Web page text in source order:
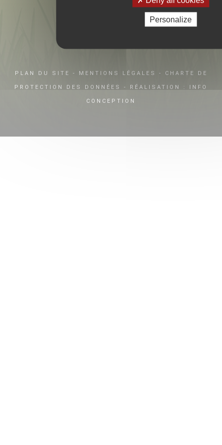
Saint Georges de Montaigu
85600 – Montaigu Vendée
PLAN DU SITE - MENTIONS LÉGALES - CHARTE DE
PROTECTION DES DONNÉES - RÉALISATION : INFO
CONCEPTION
Personalize